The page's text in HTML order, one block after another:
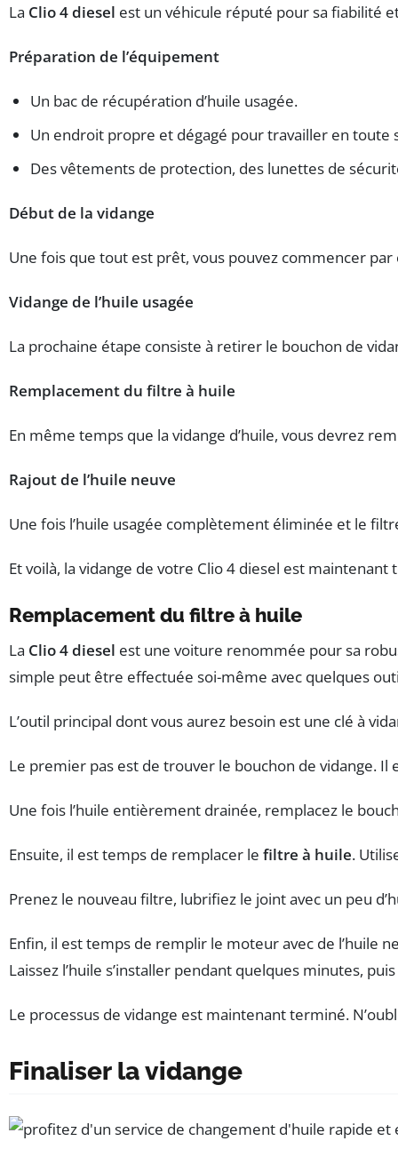
La Clio 4 diesel est un véhicule réputé pour sa fiabilité
Préparation de l’équipement
Un bac de récupération d’huile usagée.
Un endroit propre et dégagé pour travailler en toute
Des vêtements de protection, des lunettes de
Début de la vidange
Une fois que tout est prêt, vous pouvez commencer
Vidange de l’huile usagée
La prochaine étape consiste à retirer le bouchon de
Remplacement du filtre à huile
En même temps que la vidange d’huile, vous devrez
Rajout de l’huile neuve
Une fois l’huile usagée complètement éliminée et le
Et voilà, la vidange de votre Clio 4 diesel est
Remplacement du filtre à huile
La Clio 4 diesel est une voiture renommée pour sa
simple peut être effectuée soi-même avec quelques
L’outil principal dont vous aurez besoin est une clé à
Le premier pas est de trouver le bouchon de vidange. Il
Une fois l’huile entièrement drainée, remplacez le
Ensuite, il est temps de remplacer le filtre à huile.
Prenez le nouveau filtre, lubrifiez le joint avec un peu
Enfin, il est temps de remplir le moteur avec de l’huile
Laissez l’huile s’installer pendant quelques minutes,
Le processus de vidange est maintenant terminé.
Finaliser la vidange